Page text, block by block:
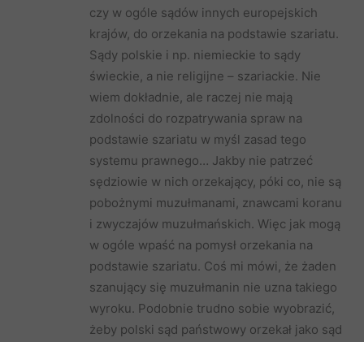
czy w ogóle sądów innych europejskich
krajów, do orzekania na podstawie szariatu.
Sądy polskie i np. niemieckie to sądy
świeckie, a nie religijne – szariackie. Nie
wiem dokładnie, ale raczej nie mają
zdolności do rozpatrywania spraw na
podstawie szariatu w myśl zasad tego
systemu prawnego… Jakby nie patrzeć
sędziowie w nich orzekający, póki co, nie są
pobożnymi muzułmanami, znawcami koranu
i zwyczajów muzułmańskich. Więc jak mogą
w ogóle wpaść na pomysł orzekania na
podstawie szariatu. Coś mi mówi, że żaden
szanujący się muzułmanin nie uzna takiego
wyroku. Podobnie trudno sobie wyobrazić,
żeby polski sąd państwowy orzekał jako sąd